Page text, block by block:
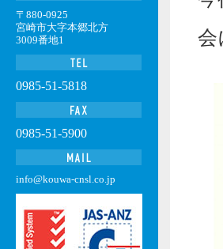
会
〒880-0925
宮崎市大字本郷北方
3009番地1
0985-51-5818
0985-51-5900
info@kouwa-cnsl.co.jp